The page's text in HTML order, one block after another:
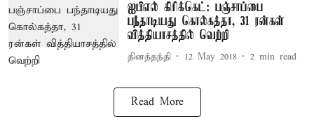
ஐபிஎல் கிரிக்கெட்: பஞ்சாப்பை
பந்தாடியது கொல்கத்தா, 31 ரன்கள்
வித்தியாசத்தில் வெற்றி
தினத்தந்தி 12 May 2018 2 min read
Read More